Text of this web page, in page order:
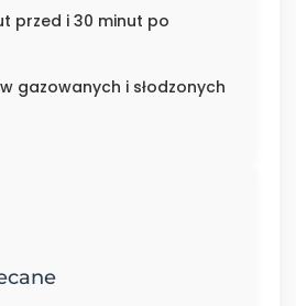
przed i 30 minut po
gazowanych i słodzonych